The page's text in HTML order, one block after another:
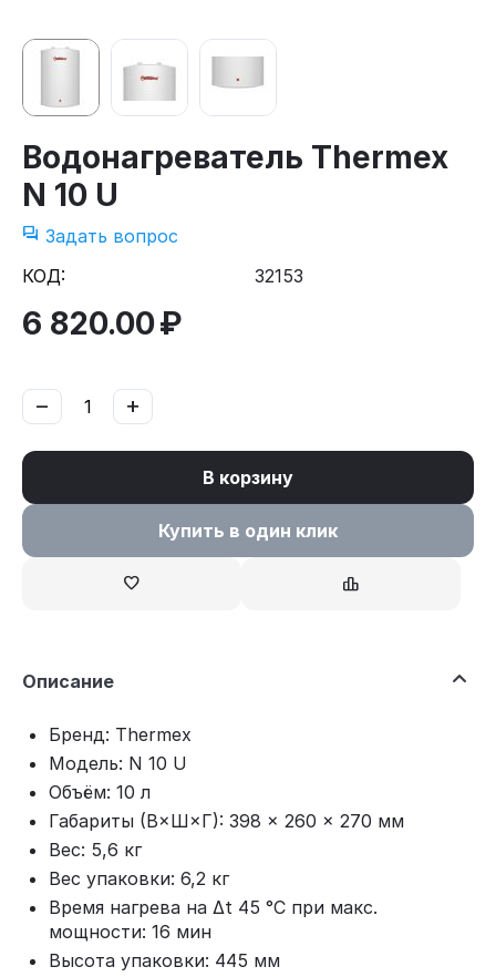
Водонагреватель Thermex
N 10 U
Задать вопрос
КОД:
32153
6 820.00₽
+
−
В корзину
Купить в один клик
Описание
Бренд: Thermex
Модель: N 10 U
Объём: 10 л
Габариты (В×Ш×Г): 398 × 260 × 270 мм
Вес: 5,6 кг
Вес упаковки: 6,2 кг
Время нагрева на ∆t 45 °C при макс.
мощности: 16 мин
Высота упаковки: 445 мм